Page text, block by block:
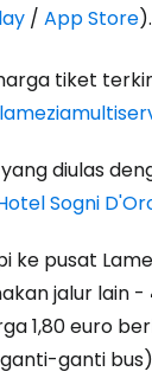
/ App Store).
tiket
diulas
Sogni
ke pusat
jalur lain -
1,80 euro
ganti